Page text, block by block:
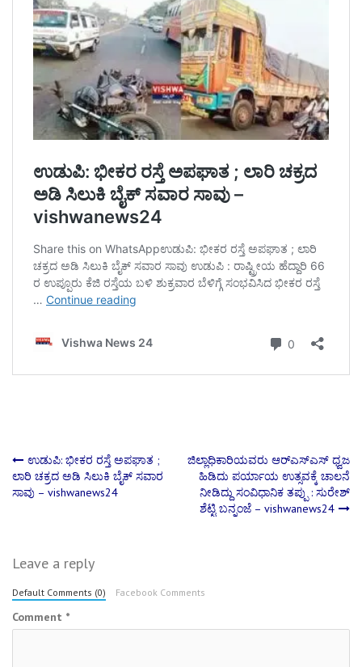
Post
navigation
ಉಡುಪಿ: ಭೀಕರ ರಸ್ತೆ ಅಪಘಾತ ;
ಲಾರಿ ಚಕ್ರದ ಅಡಿ ಸಿಲುಕಿ ಬೈಕ್ ಸವಾರ
ಸಾವು – vishwanews24
ಜಿಲ್ಲಾಧಿಕಾರಿಯವರು ಆರ್‌ಎಸ್ಎಸ್ ಧ್ವಜ
ಹಿಡಿದು ಪರ್ಯಾಯ ಉತ್ಸವಕ್ಕೆ ಚಾಲನೆ
ನೀಡಿದ್ದು ಸಂವಿಧಾನಿಕ ತಪ್ಪು : ಸುರೇಶ್
ಶೆಟ್ಟಿ ಬನ್ನಂಜೆ – vishwanews24
Leave a reply
Default Comments (0) Facebook Comments
Comment *